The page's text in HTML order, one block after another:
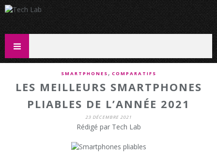
SMARTPHONES , COMPARATIFS
LES MEILLEURS SMARTPHONES
PLIABLES DE L’ANNÉE 2021
23 DÉCEMBRE 2021
Rédigé par Tech Lab